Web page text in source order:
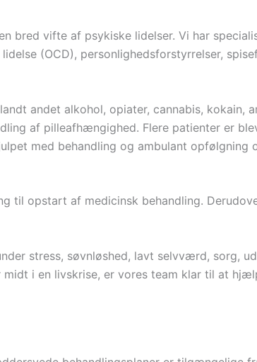
bred vifte af psykiske lidelser. Vi har
(OCD), personlighedsforstyrrelser,
andet alkohol, opiater, cannabis, kokain,
af pilleafhængighed. Flere patienter er
med behandling og ambulant opfølgning
til opstart af medicinsk behandling.
stress, søvnløshed, lavt selvværd, sorg,
i en livskrise, er vores team klar til at